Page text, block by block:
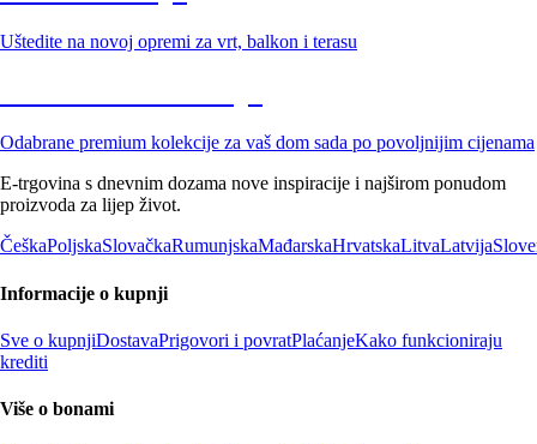
Uštedite na novoj opremi za vrt, balkon i terasu
Odabrane premium kolekcije za vaš dom sada po povoljnijim cijenama
E-trgovina s dnevnim dozama nove inspiracije i najširom ponudom
proizvoda za lijep život.
ČeškaPoljskaSlovačkaRumunjskaMađarskaHrvatskaLitvaLatvija
Informacije o kupnji
Sve o kupnjiDostavaPrigovori i povratPlaćanjeKako funkcioniraju
krediti
Više o bonami